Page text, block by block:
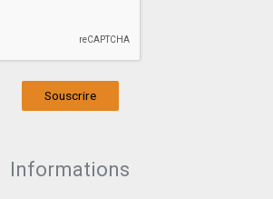
Souscrire
Informations